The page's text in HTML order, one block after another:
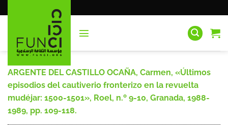
al
ARGENTE DEL CASTILLO OCAÑA, Carmen, «Últimos
episodios del cautiverio fronterizo en la revuelta
mudéjar: 1500-1501», Roel, n.º 9-10, Granada, 1988-
1989, pp. 109-118.